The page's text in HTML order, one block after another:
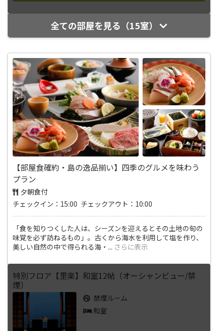
全ての部屋を見る（15室）
【部屋食確約・島の逸品揃い】四季のグルメを味わう
プラン
夕朝食付
チェックイン：15:00 チェックアウト：10:00
「食を知りつくした人は、シーズンを迎えるとその土地の旬の
味覚を必ず訪ねるもの」。古くから海水を利用して塩を作り、
美しい自然の中で得られる海・ ... さらに表示
特別フロア【里楽】和室12帖（オーシャンビュー/禁
煙）
禁煙ルーム
和室